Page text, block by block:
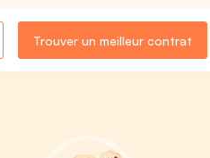
Trouver un meilleur contrat